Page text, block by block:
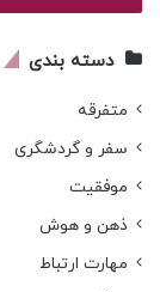
وارد
دسته بندی
متفرقه
سفر و گردشگری
موفقیت
ذهن و هوش
مهارت ارتباط